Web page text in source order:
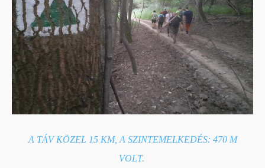
A TÁV KÖZEL 15 KM, A SZINTEMELKEDÉS: 470 M
VOLT.